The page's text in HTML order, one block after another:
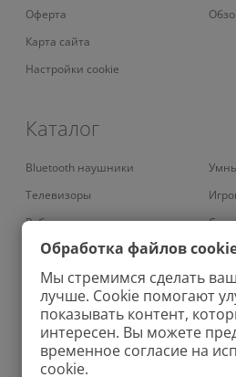
Оферта
Карта сайта
Настройки cookie
Каталог
Bluetooth наушники
Телевизоры
Роботы-пылесосы
Умные кондиционеры
Вертикальные пылесосы
Роботы-мойщики окон
Колонки
Проекторы
Аудио
Обработка файлов
Мы стремимся сделать
лучше. Cookie помогают
показывать контент,
интересен. Вы можете
временное согласие на
cookie.